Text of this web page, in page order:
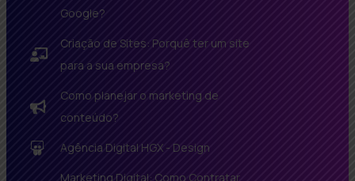
Google?
Criação de Sites: Porquê ter um site
para a sua empresa?
Como planejar o marketing de
conteúdo?
Agência Digital HGX - Design
Marketing Digital: Como Contratar